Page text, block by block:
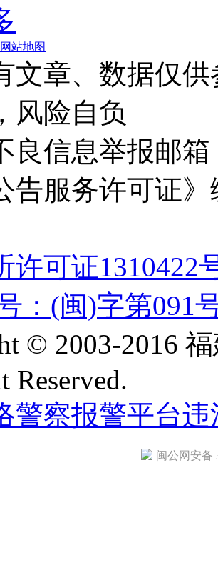
网站地图
文章、数据仅
，风险自负
良信息举报邮箱
告服务许可证
许可证1310422
：(闽)字第091
© 2003-2016
Reserved.
警察报警平台违
闽公网安备